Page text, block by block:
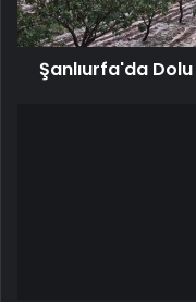
Şanlıurfa'da